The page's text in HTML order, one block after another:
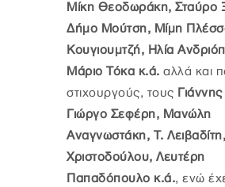
Μίκη Θεοδωράκη, Σταύρο
Δήμο Μούτση, Μίμη
Κουγιουμτζή, Ηλία
Μάριο Τόκα κ.ά. αλλά και
στιχουργούς, τους
Γιώργο Σεφέρη, Μανώλη
Αναγνωστάκη, Τ.
Χριστοδούλου, Λευτέρη
Παπαδόπουλο κ.ά., ενώ